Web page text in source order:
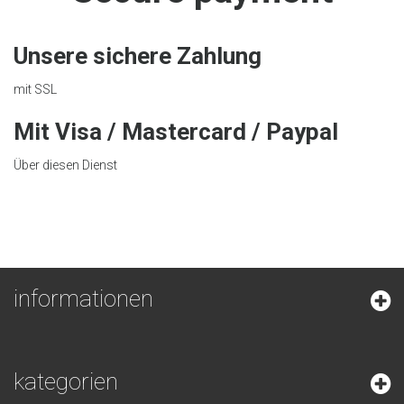
Unsere sichere Zahlung
mit SSL
Mit Visa / Mastercard / Paypal
Über diesen Dienst
informationen
kategorien